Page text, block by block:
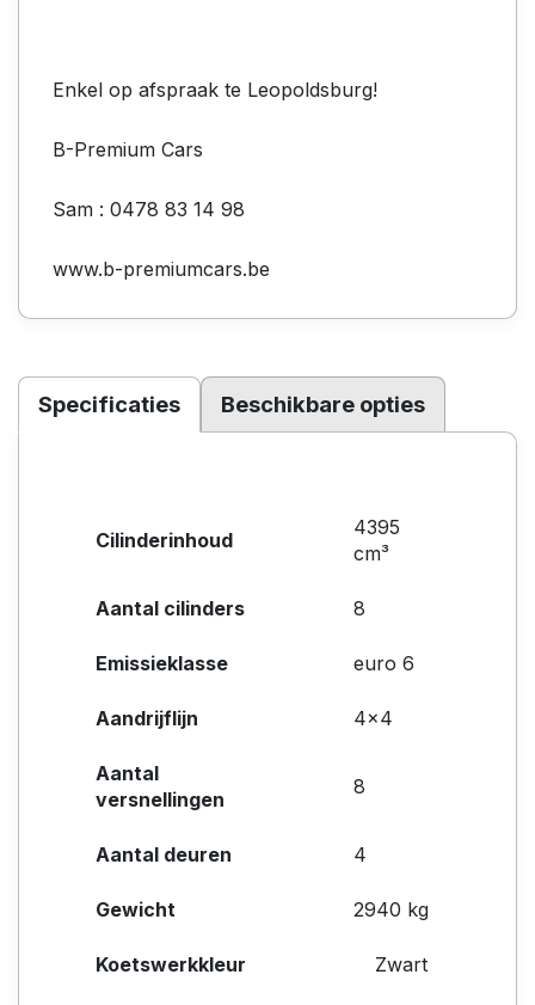
Enkel op afspraak te Leopoldsburg!
B-Premium Cars
Sam : 0478 83 14 98
www.b-premiumcars.be
Specificaties Beschikbare opties
Cilinderinhoud
4395
cm³
Aantal cilinders 8
Emissieklasse euro 6
Aandrijflijn 4x4
Aantal
versnellingen
8
Aantal deuren 4
Gewicht 2940 kg
Koetswerkkleur Zwart